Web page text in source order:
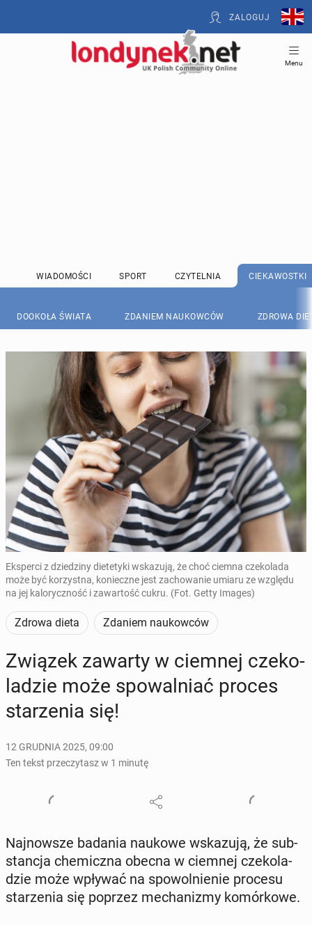
ZALOGUJ
Menu
WIADOMOŚCI SPORT CZYTELNIA CIEKAWOSTKI
DOOKOŁA ŚWIATA ZDANIEM NAUKOWCÓW ZDROWA
Eksperci z dziedziny dietetyki wskazują, że choć ciemna czekolada
może być korzystna, konieczne jest zachowanie umiaru ze względu
na jej kaloryczność i zawartość cukru. (Fot. Getty Images)
Zdrowa dieta Zdaniem naukowców
Związek zawarty w ciemnej cze­ko­
la­dzie może spo­wal­niać proces
sta­rze­nia się!
12 GRUDNIA 2025, 09:00
Ten tekst przeczytasz w 1 minutę
Naj­now­sze badania naukowe wska­zu­ją, że sub­
stan­cja che­micz­na obecna w ciemnej cze­ko­la­
dzie może wpływać na spo­wol­nie­nie procesu
sta­rze­nia się poprzez me­cha­ni­zmy ko­mór­ko­we.